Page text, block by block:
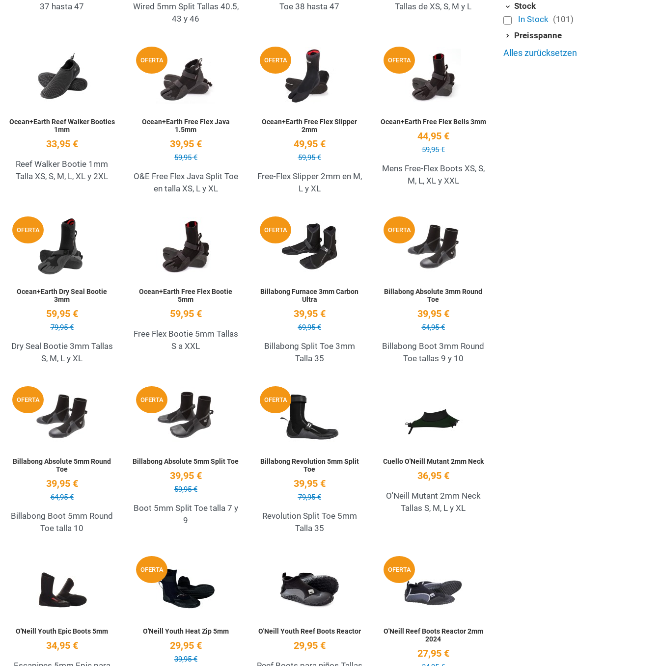
37 hasta 47
Wired 5mm Split Tallas 40.5,
43 y 46
Toe 38 hasta 47
Tallas de XS, S, M y L
Add to Wishlist
Quick View
Ocean+Earth Reef Walker Booties
1mm
33,95 €
Reef Walker Bootie 1mm
Talla XS, S, M, L, XL y 2XL
OFERTA
Add to Wishlist
Quick View
Ocean+Earth Free Flex Java
1.5mm
39,95 €
59,95 €
O&E Free Flex Java Split Toe
en talla XS, L y XL
OFERTA
Add to Wishlist
Quick View
Ocean+Earth Free Flex Slipper
2mm
49,95 €
59,95 €
Free-Flex Slipper 2mm en M,
L y XL
OFERTA
Add to Wishlist
Ocean+Earth Free Flex Bells 3mm
44,95 €
59,95 €
Mens Free-Flex Boots XS, S,
M, L, XL y XXL
OFERTA
Ocean+Earth Dry Seal Bootie
3mm
59,95 €
79,95 €
Dry Seal Bootie 3mm Tallas
S, M, L y XL
Add to Wishlist
Quick View
Ocean+Earth Free Flex Bootie
5mm
59,95 €
Free Flex Bootie 5mm Tallas
S a XXL
OFERTA
Add to Wishlist
Quick View
Billabong Furnace 3mm Carbon
Ultra
39,95 €
69,95 €
Billabong Split Toe 3mm
Talla 35
OFERTA
Billabong Absolute 3mm Round
Toe
39,95 €
54,95 €
Billabong Boot 3mm Round
Toe tallas 9 y 10
OFERTA
Add to Wishlist
Quick View
Billabong Absolute 5mm Round
Toe
39,95 €
64,95 €
Billabong Boot 5mm Round
Toe talla 10
OFERTA
Add to Wishlist
Quick View
Billabong Absolute 5mm Split Toe
39,95 €
59,95 €
Boot 5mm Split Toe talla 7 y
9
OFERTA
Billabong Revolution 5mm Split
Toe
39,95 €
79,95 €
Revolution Split Toe 5mm
Talla 35
Cuello O'Neill Mutant 2mm Neck
36,95 €
O'Neill Mutant 2mm Neck
Tallas S, M, L y XL
Add to Wishlist
Quick View
O'Neill Youth Epic Boots 5mm
34,95 €
OFERTA
Quick View
O'Neill Youth Heat Zip 5mm
29,95 €
39,95 €
Add to Wishlist
Quick View
O'Neill Youth Reef Boots Reactor
29,95 €
OFERTA
O'Neill Reef Boots Reactor 2mm
2024
27,95 €
Stock
In Stock (101)
Preisspanne
Alles zurücksetzen